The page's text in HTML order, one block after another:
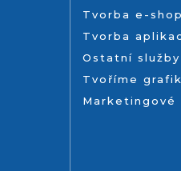
Tvorba e-
Tvorba
Ostatní služby
Tvoříme
Marketingové